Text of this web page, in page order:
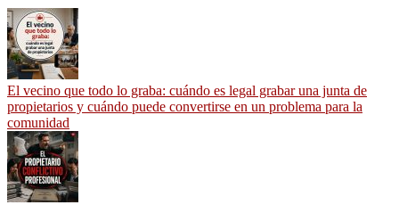
El vecino que todo lo graba: cuándo es legal grabar una junta de
propietarios y cuándo puede convertirse en un problema para la
comunidad